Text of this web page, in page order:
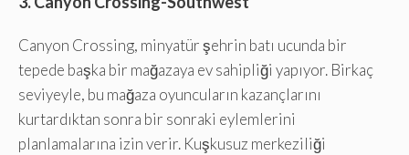
Canyon Crossing, minyatür şehrin batı ucunda bir
tepede başka bir mağazaya ev sahipliği yapıyor. Birkaç
seviyeyle, bu mağaza oyuncuların kazançlarını
kurtardıktan sonra bir sonraki eylemlerini
planlamalarına izin verir. Kuşkusuz merkeziliği